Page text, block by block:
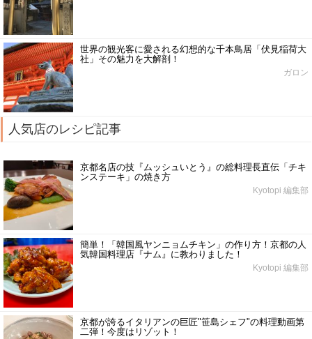
世界の観光客に愛される幻想的な千本鳥居「伏見稲荷大
社」その魅力を大解剖！
ガロン
人気店のレシピ記事
京都名店の技『ムッシュいとう』の総料理長直伝「チキ
ンステーキ」の焼き方
Kyotopi 編集部
簡単！「韓国風ヤンニョムチキン」の作り方！京都の人
気韓国料理店『ナム』に教わりました！
Kyotopi 編集部
京都が誇るイタリアンの巨匠"笹島シェフ"の料理動画第
二弾！今度はリゾット！